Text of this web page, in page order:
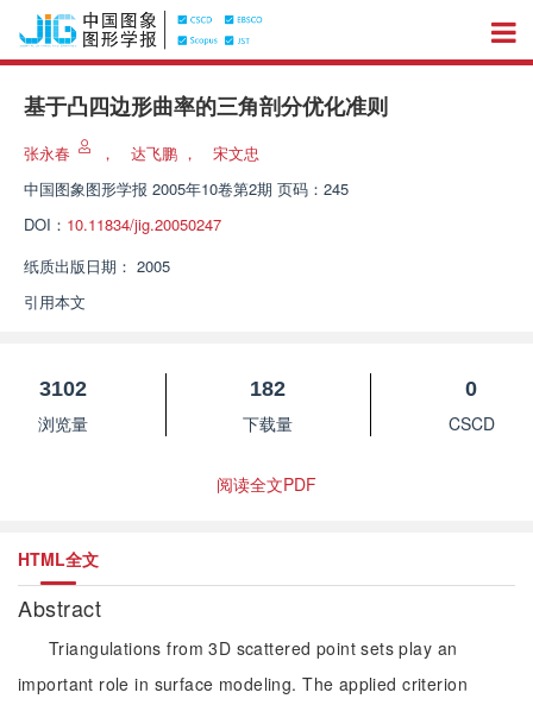
基于凸四边形曲率的三角剖分优化准则
张永春 ， 达飞鹏 ，
宋文忠
中国图象图形学报 2005年10卷第2期 页码：245
DOI： 10.11834/jig.20050247
纸质出版日期： 2005
引用本文
3102
浏览量
182
下载量
0
CSCD
阅读全文PDF
HTML全文
Abstract
Triangulations from 3D scattered point sets play an
important role in surface modeling. The applied criterion